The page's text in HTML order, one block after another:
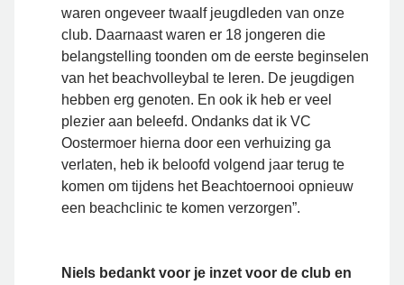
waren ongeveer twaalf jeugdleden van onze
club. Daarnaast waren er 18 jongeren die
belangstelling toonden om de eerste beginselen
van het beachvolleybal te leren. De jeugdigen
hebben erg genoten. En ook ik heb er veel
plezier aan beleefd. Ondanks dat ik VC
Oostermoer hierna door een verhuizing ga
verlaten, heb ik beloofd volgend jaar terug te
komen om tijdens het Beachtoernooi opnieuw
een beachclinic te komen verzorgen”.
Niels bedankt voor je inzet voor de club en